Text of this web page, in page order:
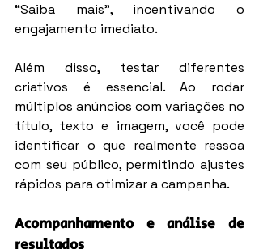
“Saiba mais”, incentivando o
engajamento imediato.
Além disso, testar diferentes
criativos é essencial. Ao rodar
múltiplos anúncios com variações no
título, texto e imagem, você pode
identificar o que realmente ressoa
com seu público, permitindo ajustes
rápidos para otimizar a campanha.
Acompanhamento e análise de